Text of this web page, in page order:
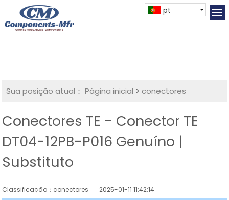
pt
Sua posição atual： Página inicial >conectores
Conectores TE - Conector TE
DT04-12PB-P016 Genuíno |
Substituto
Classificação：conectores 2025-01-11 11:42:14